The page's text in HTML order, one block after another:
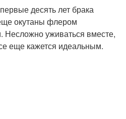
Бирюзовая свадьба
десять лет брака
окутаны флером
Несложно уживаться вместе,
еще кажется идеальным.